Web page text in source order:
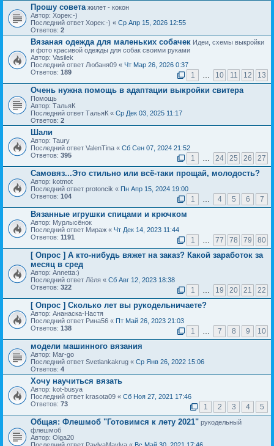
Прошу совета жилет - кокон
Автор: Хорек:-)
Последний ответ Хорек:-) « Ср Апр 15, 2026 12:55
Ответов: 2
Вязаная одежда для маленьких собачек Идеи, схемы выкройки
и фото красивой одежды для собак своими руками
Автор: Vasilek
Последний ответ Любаня09 « Чт Мар 26, 2026 0:37
Ответов: 189 1 … 10 11 12 13
Очень нужна помощь в адаптации выкройки свитера
Помощь
Автор: ТальяК
Последний ответ ТальяК « Ср Дек 03, 2025 11:17
Ответов: 2
Шали
Автор: Taury
Последний ответ ValenTina « Сб Сен 07, 2024 21:52
Ответов: 395 1 … 24 25 26 27
Самовяз...Это стильно или всё-таки прощай, молодость?
Автор: kotmot
Последний ответ protoncik « Пн Апр 15, 2024 19:00
Ответов: 104 1 … 4 5 6 7
Вязанные игрушки спицами и крючком
Автор: Мурлысёнок
Последний ответ Мираж « Чт Дек 14, 2023 11:44
Ответов: 1191 1 … 77 78 79 80
[ Опрос ] А кто-нибудь вяжет на заказ? Какой заработок за
месяц в сред
Автор: Annetta:)
Последний ответ Лёля « Сб Авг 12, 2023 18:38
Ответов: 322 1 … 19 20 21 22
[ Опрос ] Сколько лет вы рукодельничаете?
Автор: Ананаска-Настя
Последний ответ Рина56 « Пт Май 26, 2023 21:03
Ответов: 138 1 … 7 8 9 10
модели машинного вязания
Автор: Mar-go
Последний ответ Svetlankakrug « Ср Янв 26, 2022 15:06
Ответов: 4
Хочу научиться вязать
Автор: kot-busya
Последний ответ krasota09 « Сб Ноя 27, 2021 17:46
Ответов: 73 1 2 3 4 5
Общая: Флешмоб "Готовимся к лету 2021" рукодельный
флешмоб
Автор: Olga20